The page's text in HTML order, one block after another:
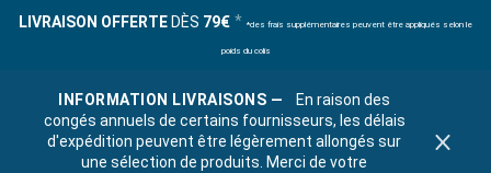
LIVRAISON OFFERTE DÈS 79€ *des frais supplémentaires peuvent être appliqués selon le
poids du colis
INFORMATION LIVRAISONS —
En raison des
congés annuels de certains fournisseurs, les délais
d'expédition peuvent être légèrement allongés sur
une sélection de produits. Merci de votre